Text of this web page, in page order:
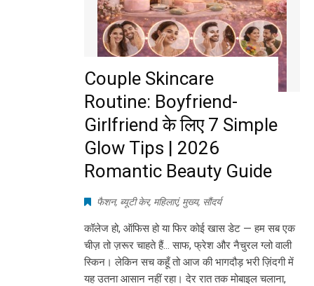
Couple Skincare
Routine: Boyfriend-
Girlfriend के लिए 7 Simple
Glow Tips | 2026
Romantic Beauty Guide
फैशन, ब्यूटी केर, महिलाएं, मुख्य, सौंदर्य
कॉलेज हो, ऑफिस हो या फिर कोई खास डेट — हम सब एक
चीज़ तो ज़रूर चाहते हैं… साफ, फ्रेश और नैचुरल ग्लो वाली
स्किन। लेकिन सच कहूँ तो आज की भागदौड़ भरी ज़िंदगी में
यह उतना आसान नहीं रहा। देर रात तक मोबाइल चलाना,